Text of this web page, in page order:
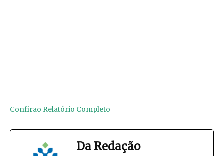
Confirao Relatório Completo
Da Redação